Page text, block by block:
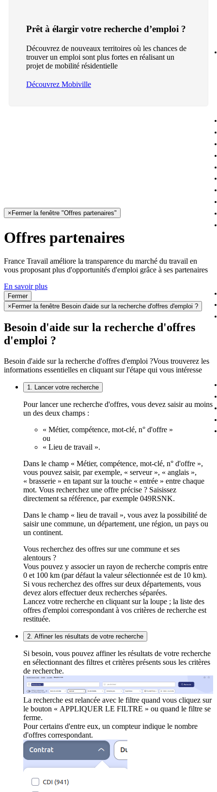
Prêt à élargir votre recherche d’emploi ?
Découvrez de nouveaux territoires où les chances de
trouver un emploi sont plus fortes en réalisant un
projet de mobilité résidentielle
Découvrez Mobiville
× Fermer la fenêtre "Offres partenaires"
Offres partenaires
France Travail améliore la transparence du marché du travail en
vous proposant plus d'opportunités d'emploi grâce à ses partenaires
En savoir plus
Fermer
× Fermer la fenêtre Besoin d'aide sur la recherche d'offres d'emploi ?
Besoin d'aide sur la recherche d'offres
d'emploi ?
Besoin d'aide sur la recherche d'offres d'emploi ?Vous trouverez les
informations essentielles en cliquant sur l'étape qui vous intéresse
1. Lancer votre recherche
Pour lancer une recherche d'offres, vous devez saisir au moins
un des deux champs :
« Métier, compétence, mot-clé, n° d'offre »
ou
« Lieu de travail ».
Dans le champ « Métier, compétence, mot-clé, n° d'offre »,
vous pouvez saisir, par exemple, « serveur », « anglais »,
« brasserie » en tapant sur la touche « entrée » entre chaque
mot. Vous recherchez une offre précise ? Saisissez
directement sa référence, par exemple 049RSNK.
Dans le champ « lieu de travail », vous avez la possibilité de
saisir une commune, un département, une région, un pays ou
un continent.
Vous recherchez des offres sur une commune et ses
alentours ?
Vous pouvez y associer un rayon de recherche compris entre
0 et 100 km (par défaut la valeur sélectionnée est de 10 km).
Si vous recherchez des offres sur deux départements, vous
devez alors effectuer deux recherches séparées.
Lancez votre recherche en cliquant sur la loupe ; la liste des
offres d'emploi correspondant à vos critères de recherche est
restituée.
2. Affiner les résultats de votre recherche
Si besoin, vous pouvez affiner les résultats de votre recherche
en sélectionnant des filtres et critères présents sous les critères
de recherche.
La recherche est relancée avec le filtre quand vous cliquez sur
le bouton « APPLIQUER LE FILTRE » ou quand le filtre se
ferme.
Pour certains d'entre eux, un compteur indique le nombre
d'offres correspondant.